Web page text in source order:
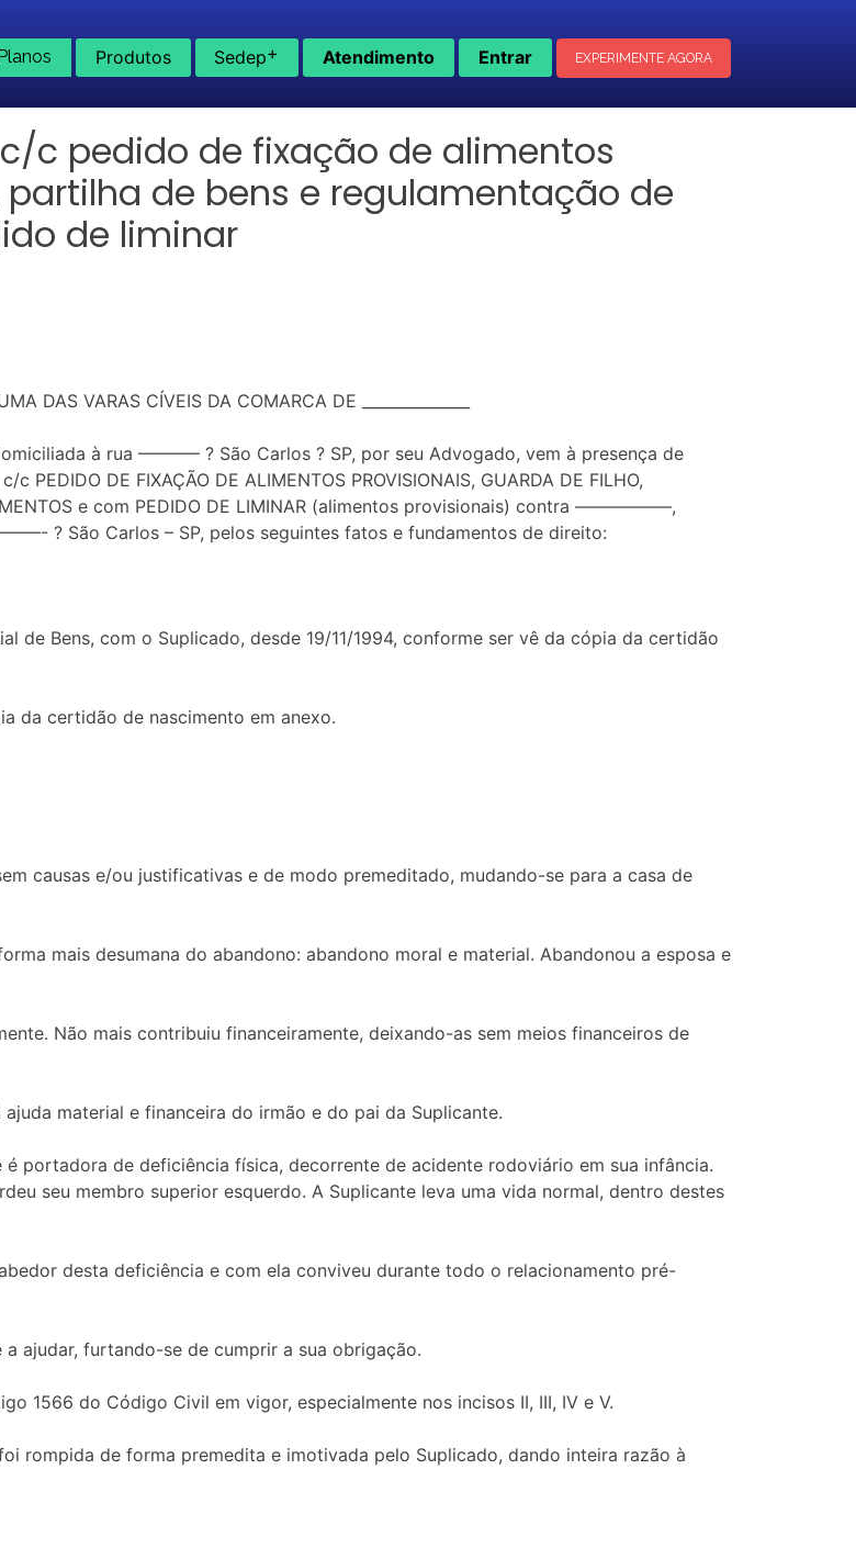
Planos Produtos Sedep+ Atendimento Entrar EXPERIMENTE AGORA
c pedido de fixação de alimentos
de bens e regulamentação de
de liminar
DAS VARAS CÍVEIS DA COMARCA DE ______________
à rua ———– ? São Carlos ? SP, por seu Advogado, vem à presença de
PEDIDO DE FIXAÇÃO DE ALIMENTOS PROVISIONAIS, GUARDA DE FILHO,
e com PEDIDO DE LIMINAR (alimentos provisionais) contra —————–,
? São Carlos – SP, pelos seguintes fatos e fundamentos de direito:
de Bens, com o Suplicado, desde 19/11/1994, conforme ser vê da cópia da certidão
certidão de nascimento em anexo.
causas e/ou justificativas e de modo premeditado, mudando-se para a casa de
mais desumana do abandono: abandono moral e material. Abandonou a esposa e
Não mais contribuiu financeiramente, deixando-as sem meios financeiros de
material e financeira do irmão e do pai da Suplicante.
portadora de deficiência física, decorrente de acidente rodoviário em sua infância.
seu membro superior esquerdo. A Suplicante leva uma vida normal, dentro destes
desta deficiência e com ela conviveu durante todo o relacionamento pré-
ajudar, furtando-se de cumprir a sua obrigação.
1566 do Código Civil em vigor, especialmente nos incisos II, III, IV e V.
rompida de forma premedita e imotivada pelo Suplicado, dando inteira razão à